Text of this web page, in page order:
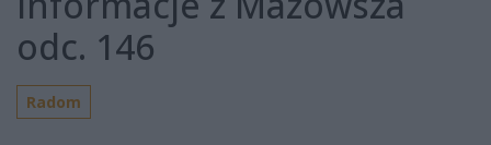
odc. 146
Radom